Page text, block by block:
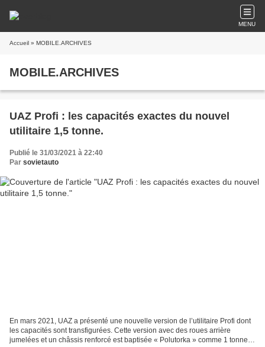
MENU
Accueil » MOBILE.ARCHIVES
MOBILE.ARCHIVES
UAZ Profi : les capacités exactes du nouvel
utilitaire 1,5 tonne.
Publié le 31/03/2021 à 22:40
Par sovietauto
En mars 2021, UAZ a présenté une nouvelle version de l’utilitaire Profi dont
les capacités sont transfigurées. Cette version avec des roues arrière
jumelées et un châssis renforcé est baptisée « Polutorka » comme 1 tonne et